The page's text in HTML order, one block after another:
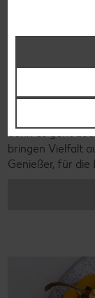
denn es geht
bringen Vielfalt
Genießer, für die